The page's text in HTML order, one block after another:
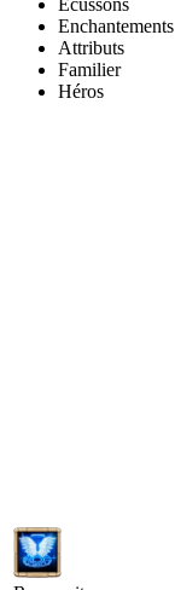
Écussons
Enchantements
Attributs
Familier
Héros